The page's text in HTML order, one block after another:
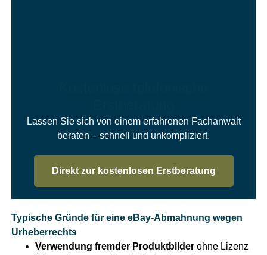
Lassen Sie sich von einem erfahrenen Fachanwalt
beraten – schnell und unkompliziert.
Direkt zur kostenlosen Erstberatung
Typische Gründe für eine eBay-Abmahnung wegen
Urheberrechts
Verwendung fremder Produktbilderohne Lizenz